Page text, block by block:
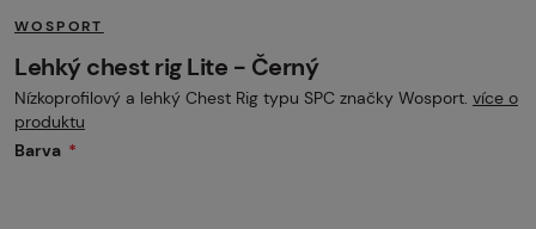
Střelivo Masky Vzduch / CO2
Díly pro značkovače / Hřiště
WOSPORT
Lehký chest rig Lite - Černý
Nízkoprofilový a lehký Chest Rig typu SPC značky Wosport. více o
produktu
Barva